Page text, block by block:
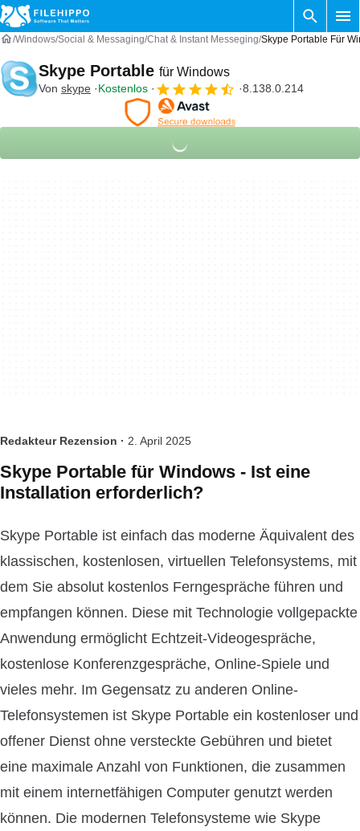
Windows Social & Messaging Chat & Instant Messeging Skype Portable Für
Skype Portable für Windows
Von skype Kostenlos 8.138.0.214
Redakteur Rezension · 2. April 2025
Skype Portable für Windows - Ist eine
Installation erforderlich?
Skype Portable ist einfach das moderne Äquivalent des
klassischen, kostenlosen, virtuellen Telefonsystems, mit
dem Sie absolut kostenlos Ferngespräche führen und
empfangen können. Diese mit Technologie vollgepackte
Anwendung ermöglicht Echtzeit-Videogespräche,
kostenlose Konferenzgespräche, Online-Spiele und
vieles mehr. Im Gegensatz zu anderen Online-
Telefonsystemen ist Skype Portable ein kostenloser und
offener Dienst ohne versteckte Gebühren und bietet
eine maximale Anzahl von Funktionen, die zusammen
mit einem internetfähigen Computer genutzt werden
können. Die modernen Telefonsysteme wie Skype